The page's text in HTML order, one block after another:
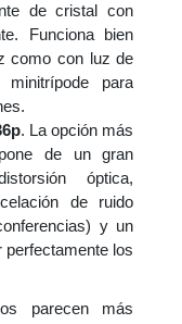
de cristal con
Funciona bien
como con luz de
para
. La opción más
de un gran
óptica,
de ruido
y un
perfectamente los
parecen más